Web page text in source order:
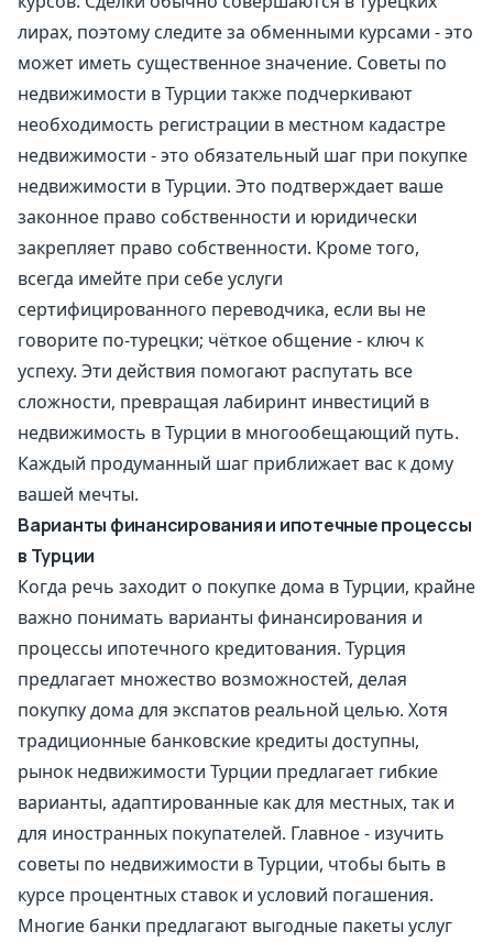
лирах, поэтому следите за обменными курсами - это
может иметь существенное значение. Советы по
недвижимости в Турции также подчеркивают
необходимость регистрации в местном кадастре
недвижимости - это обязательный шаг при покупке
недвижимости в Турции. Это подтверждает ваше
законное право собственности и юридически
закрепляет право собственности. Кроме того,
всегда имейте при себе услуги
сертифицированного переводчика, если вы не
говорите по-турецки; чёткое общение - ключ к
успеху. Эти действия помогают распутать все
сложности, превращая лабиринт инвестиций в
недвижимость в Турции в многообещающий путь.
Каждый продуманный шаг приближает вас к дому
вашей мечты.
Варианты финансирования и ипотечные процессы
в Турции
Когда речь заходит о покупке дома в Турции, крайне
важно понимать варианты финансирования и
процессы ипотечного кредитования. Турция
предлагает множество возможностей, делая
покупку дома для экспатов реальной целью. Хотя
традиционные банковские кредиты доступны,
рынок недвижимости Турции предлагает гибкие
варианты, адаптированные как для местных, так и
для иностранных покупателей. Главное - изучить
советы по недвижимости в Турции, чтобы быть в
курсе процентных ставок и условий погашения.
Многие банки предлагают выгодные пакеты услуг